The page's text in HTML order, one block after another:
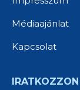
Médiaajánlat
Kapcsolat
IRATKOZZON